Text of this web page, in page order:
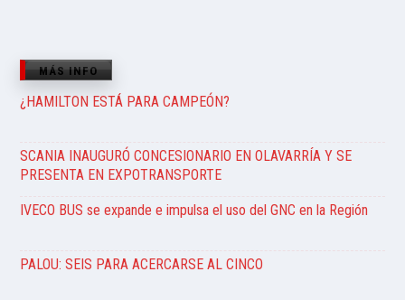
MÁS INFO
¿HAMILTON ESTÁ PARA CAMPEÓN?
SCANIA INAUGURÓ CONCESIONARIO EN OLAVARRÍA Y SE
PRESENTA EN EXPOTRANSPORTE
IVECO BUS se expande e impulsa el uso del GNC en la Región
PALOU: SEIS PARA ACERCARSE AL CINCO